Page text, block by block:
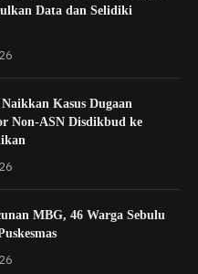
Data dan Selidiki
Kasus Dugaan
Non-ASN Disdikbud ke
MBG, 46 Warga Sebulu